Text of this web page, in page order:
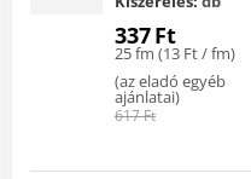
337Ft
25 fm (13 Ft/ fm)
(az eladó egyéb
ajánlatai)
617Ft